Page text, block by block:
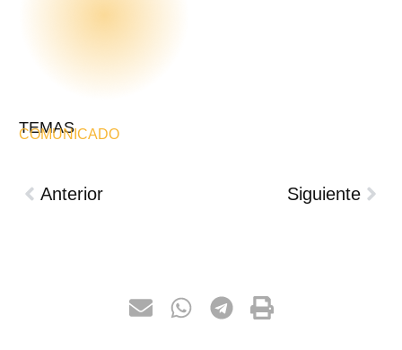
TEMAS
COMUNICADO
Anterior Siguiente